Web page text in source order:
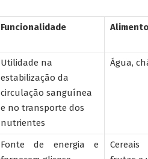
Funcionalidade
Utilidade na
estabilização da
circulação sanguínea
e no transporte dos
nutrientes
Água,
Fonte de energia e